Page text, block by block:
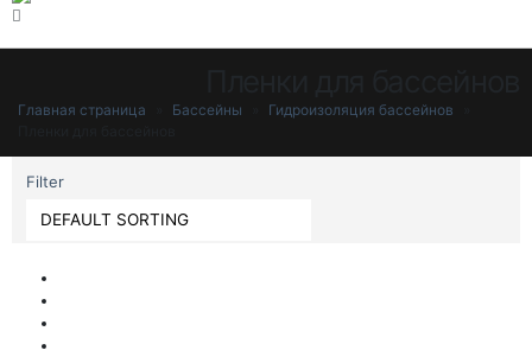
Главная страница Бассейны Гидроизоляция бассейнов
Filter